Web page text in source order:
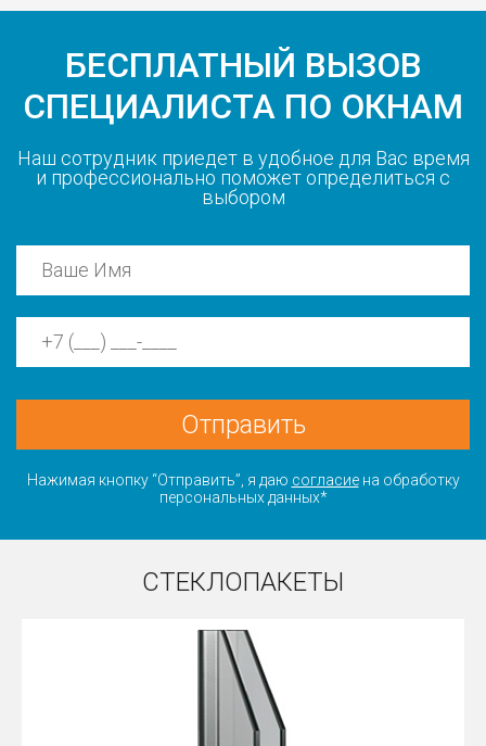
БЕСПЛАТНЫЙ ВЫЗОВ
СПЕЦИАЛИСТА ПО ОКНАМ
Наш сотрудник приедет в удобное для Вас время
и профессионально поможет определиться с
выбором
Отправить
Нажимая кнопку “Отправить”, я даю согласиена обработку
персональных данных*
СТЕКЛОПАКЕТЫ